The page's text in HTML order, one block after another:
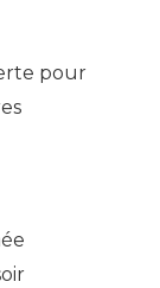
pour